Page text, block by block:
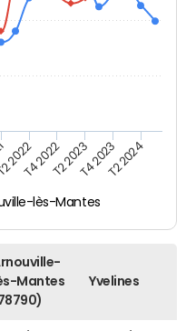
lès-Mantes
2022T4 2022T2 2023T4 2023T2 2024
Mantes
Yvelines